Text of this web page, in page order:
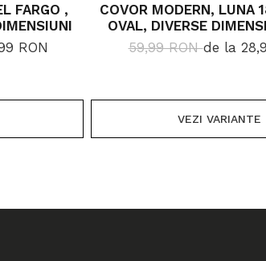
FARGO ,
RON
COVOR MODERN, LUNA
OVAL, DIVERSE
GR/MP
59,99 RONde la
VEZI VARIANTE